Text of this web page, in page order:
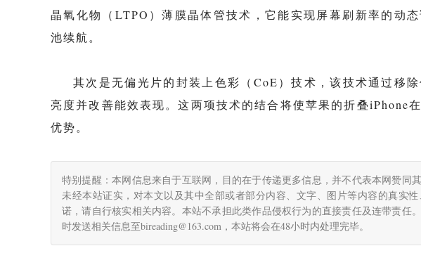
晶氧化物（LTPO）薄膜晶体管技术，它能实现屏幕刷新率的动
池续航。
其次是无偏光片的封装上色彩（CoE）技术，该技术通过移
亮度并改善能效表现。这两项技术的结合将使苹果的折叠iPhone
优势。
特别提醒：本网信息来自于互联网，目的在于传递更多信息，并不代表本网赞同
未经本站证实，对本文以及其中全部或者部分内容、文字、图片等内容的真实
诺，请自行核实相关内容。本站不承担此类作品侵权行为的直接责任及连带责任
时发送相关信息至bireading@163.com，本站将会在48小时内处理完毕。